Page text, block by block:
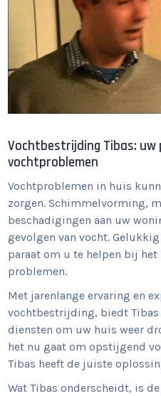
Vochtbestrijding Tibas:
vochtproblemen
Vochtproblemen in huis
zorgen. Schimmelvorming,
beschadigingen aan uw
gevolgen van vocht.
paraat om u te helpen bij
problemen.
Met jarenlange ervaring en
vochtbestrijding, biedt Tibas
diensten om uw huis weer
het nu gaat om opstijgend
Tibas heeft de juiste
Wat Tibas onderscheidt, is